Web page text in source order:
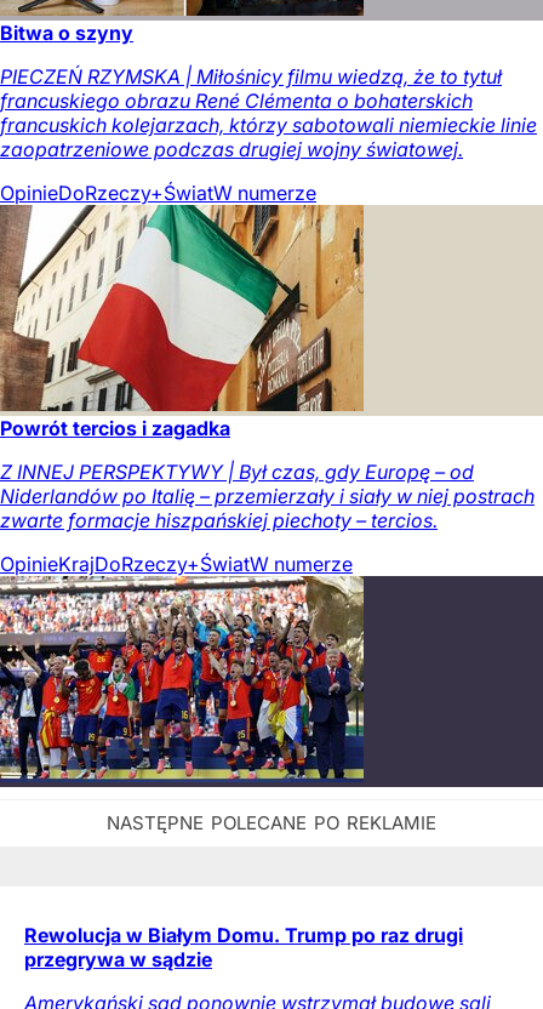
Bitwa o szyny
PIECZEŃ RZYMSKA | Miłośnicy filmu wiedzą, że to tytuł
francuskiego obrazu René Clémenta o bohaterskich
francuskich kolejarzach, którzy sabotowali niemieckie linie
zaopatrzeniowe podczas drugiej wojny światowej.
OpinieDoRzeczy+ŚwiatW numerze
Powrót tercios i zagadka
Z INNEJ PERSPEKTYWY | Był czas, gdy Europę – od
Niderlandów po Italię – przemierzały i siały w niej postrach
zwarte formacje hiszpańskiej piechoty – tercios.
OpinieKrajDoRzeczy+ŚwiatW numerze
Rewolucja w Białym Domu. Trump po raz drugi
przegrywa w sądzie
Amerykański sąd ponownie wstrzymał budowę sali